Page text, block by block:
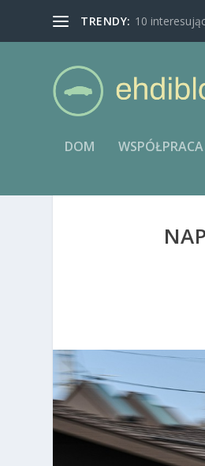
TRENDY: 10
DOM